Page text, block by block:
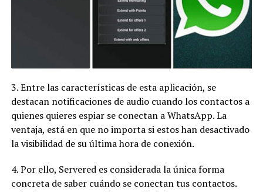
3. Entre las características de esta aplicación, se
destacan notificaciones de audio cuando los contactos a
quienes quieres espiar se conectan a WhatsApp. La
ventaja, está en que no importa si estos han desactivado
la visibilidad de su última hora de conexión.
4. Por ello, Servered es considerada la única forma
concreta de saber cuándo se conectan tus contactos.